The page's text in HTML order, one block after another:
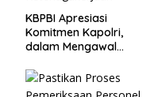
KBPBI Apresiasi
Komitmen Kapolri,
dalam Mengawal
Pembahasan RUU
Ketenagakerjaan